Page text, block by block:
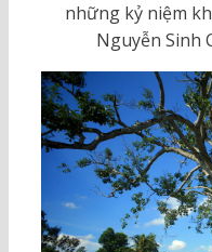
những kỷ niệm
Nguyễn Sinh